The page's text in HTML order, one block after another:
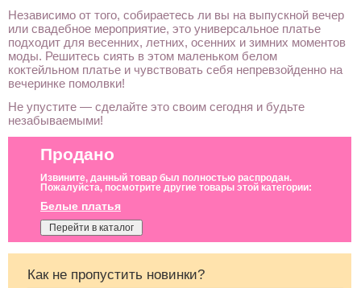
Независимо от того, собираетесь ли вы на выпускной вечер
или свадебное мероприятие, это универсальное платье
подходит для весенних, летних, осенних и зимних моментов
моды. Решитесь сиять в этом маленьком белом
коктейльном платье и чувствовать себя непревзойденно на
вечеринке помолвки!
Не упустите — сделайте это своим сегодня и будьте
незабываемыми!
Продано
Извините, данный товар был полностью распродан.
Пожалуйста, посмотрите другие товары этой категории:
Белые платья
Перейти в каталог
Как не пропустить новинки?